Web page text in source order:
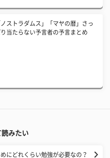
ノストラダムス」「マヤの暦」さっ
り当たらない予言者の予言まとめ
みたい
にどれくらい勉強が必要なの？